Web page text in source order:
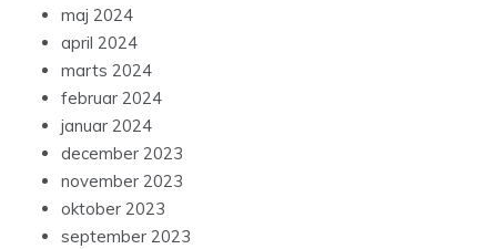
maj 2024
april 2024
marts 2024
februar 2024
januar 2024
december 2023
november 2023
oktober 2023
september 2023